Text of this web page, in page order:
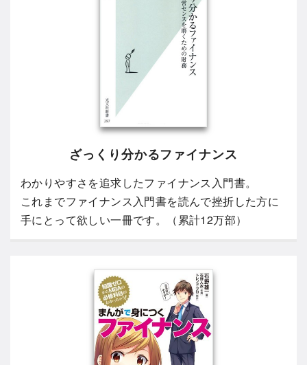
ざっくり分かるファイナンス
わかりやすさを追求したファイナンス入門書。
これまでファイナンス入門書を読んで挫折した方に
手にとって欲しい一冊です。（累計12万部）